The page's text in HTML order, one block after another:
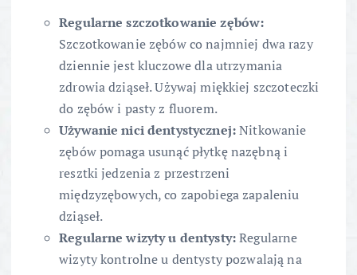
Regularne szczotkowanie zębów:
Szczotkowanie zębów co najmniej dwa razy
dziennie jest kluczowe dla utrzymania
zdrowia dziąseł. Używaj miękkiej szczoteczki
do zębów i pasty z fluorem.
Używanie nici dentystycznej:Nitkowanie
zębów pomaga usunąć płytkę nazębną i
resztki jedzenia z przestrzeni
międzyzębowych, co zapobiega zapaleniu
dziąseł.
Regularne wizyty u dentysty:Regularne
wizyty kontrolne u dentysty pozwalają na